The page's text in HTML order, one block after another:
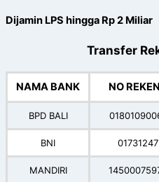
Dijamin LPS hingga Rp 2 Miliar
Transfer
NAMA BANK NO
BPD BALI
BNI
MANDIRI